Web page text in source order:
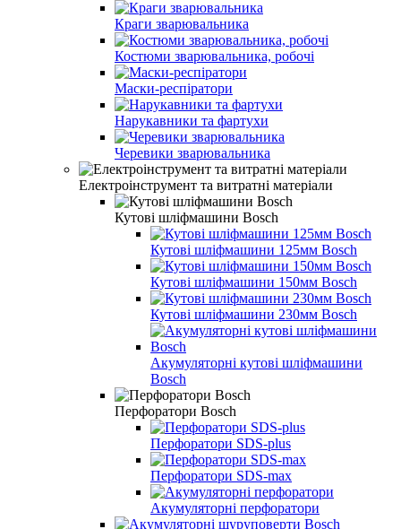
Краги зварювальника
Костюми зварювальника, робочі
Маски-респіратори
Нарукавники та фартухи
Черевики зварювальника
Електроінструмент та витратні матеріали
Кутові шліфмашини Bosch
Кутові шліфмашини 125мм Bosch
Кутові шліфмашини 150мм Bosch
Кутові шліфмашини 230мм Bosch
Акумуляторні кутові шліфмашини
Bosch
Перфоратори Bosch
Перфоратори SDS-plus
Перфоратори SDS-max
Акумуляторні перфоратори